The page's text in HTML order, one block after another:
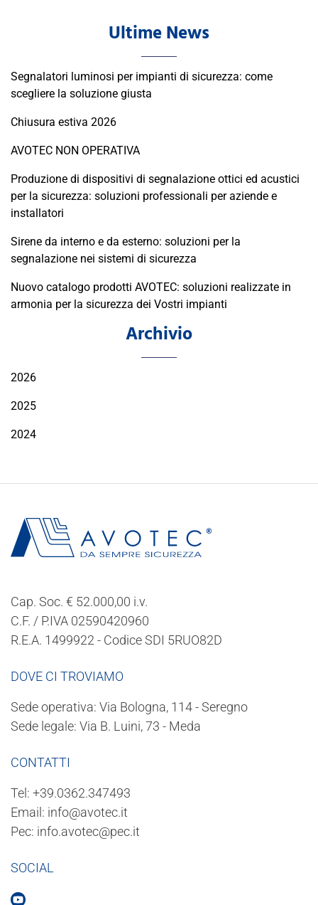
Ultime News
Segnalatori luminosi per impianti di sicurezza: come
scegliere la soluzione giusta
Chiusura estiva 2026
AVOTEC NON OPERATIVA
Produzione di dispositivi di segnalazione ottici ed acustici
per la sicurezza: soluzioni professionali per aziende e
installatori
Sirene da interno e da esterno: soluzioni per la
segnalazione nei sistemi di sicurezza
Nuovo catalogo prodotti AVOTEC: soluzioni realizzate in
armonia per la sicurezza dei Vostri impianti
Archivio
2026
2025
2024
Cap. Soc. € 52.000,00 i.v.
C.F. / P.IVA 02590420960
R.E.A. 1499922 - Codice SDI 5RUO82D
DOVE CI TROVIAMO
Sede operativa: Via Bologna, 114 - Seregno
Sede legale: Via B. Luini, 73 - Meda
CONTATTI
Tel: +39.0362.347493
Email: info@avotec.it
Pec: info.avotec@pec.it
SOCIAL